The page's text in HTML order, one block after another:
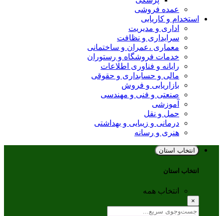
عمده فروشی
استخدام و کاریابی
اداری و مدیریت
سرایداری و نظافت
معماری ،عمران و ساختمانی
خدمات فروشگاه و رستوران
رایانه و فناوری اطلاعات
مالی و حسابداری و حقوقی
بازاریابی و فروش
صنعتی و فنی و مهندسی
آموزشی
حمل و نقل
درمانی و زیبایی و بهداشتی
هنری و رسانه
انتخاب استان
انتخاب استان
انتخاب همه
×